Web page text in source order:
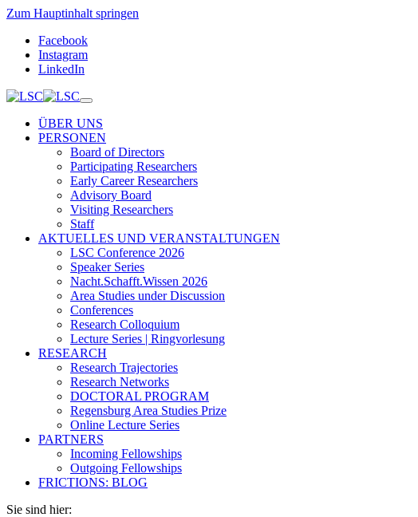
Zum Hauptinhalt springen
Facebook
Instagram
LinkedIn
ÜBER UNS
PERSONEN
Board of Directors
Participating Researchers
Early Career Researchers
Advisory Board
Visiting Researchers
Staff
AKTUELLES UND VERANSTALTUNGEN
LSC Conference 2026
Speaker Series
Nacht.Schafft.Wissen 2026
Area Studies under Discussion
Conferences
Research Colloquium
Lecture Series | Ringvorlesung
RESEARCH
Research Trajectories
Research Networks
DOCTORAL PROGRAM
Regensburg Area Studies Prize
Online Lecture Series
PARTNERS
Incoming Fellowships
Outgoing Fellowships
FRICTIONS: BLOG
Sie sind hier: